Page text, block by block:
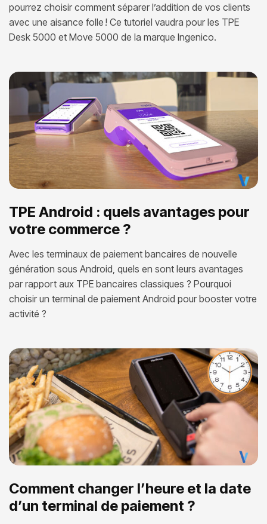
pourrez choisir comment séparer l’addition de vos clients
avec une aisance folle ! Ce tutoriel vaudra pour les TPE
Desk 5000 et Move 5000 de la marque Ingenico.
TPE Android : quels avantages pour
votre commerce ?
Avec les terminaux de paiement bancaires de nouvelle
génération sous Android, quels en sont leurs avantages
par rapport aux TPE bancaires classiques ? Pourquoi
choisir un terminal de paiement Android pour booster votre
activité ?
Comment changer l’heure et la date
d’un terminal de paiement ?